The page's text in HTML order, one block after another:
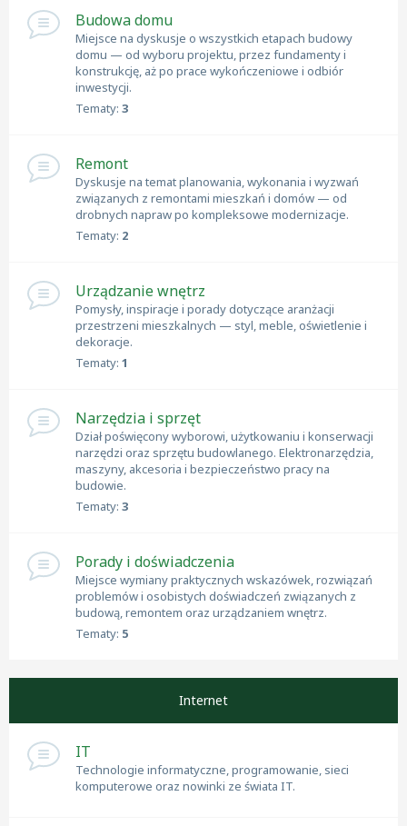
Budowa domu
Miejsce na dyskusje o wszystkich etapach budowy
domu — od wyboru projektu, przez fundamenty i
konstrukcję, aż po prace wykończeniowe i odbiór
inwestycji.
Tematy: 3
Remont
Dyskusje na temat planowania, wykonania i wyzwań
związanych z remontami mieszkań i domów — od
drobnych napraw po kompleksowe modernizacje.
Tematy: 2
Urządzanie wnętrz
Pomysły, inspiracje i porady dotyczące aranżacji
przestrzeni mieszkalnych — styl, meble, oświetlenie i
dekoracje.
Tematy: 1
Narzędzia i sprzęt
Dział poświęcony wyborowi, użytkowaniu i konserwacji
narzędzi oraz sprzętu budowlanego. Elektronarzędzia,
maszyny, akcesoria i bezpieczeństwo pracy na
budowie.
Tematy: 3
Porady i doświadczenia
Miejsce wymiany praktycznych wskazówek, rozwiązań
problemów i osobistych doświadczeń związanych z
budową, remontem oraz urządzaniem wnętrz.
Tematy: 5
Internet
IT
Technologie informatyczne, programowanie, sieci
komputerowe oraz nowinki ze świata IT.